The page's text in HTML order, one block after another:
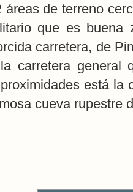
áreas de terreno
que es
carretera, de
carretera
está la
cueva rupestre